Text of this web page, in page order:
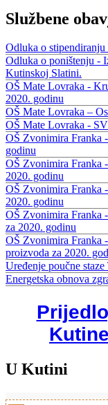
Službene
Odluka o stipendiranju
Odluka o poništenju -
Kutinskoj Slatini.
OŠ Mate Lovraka -
2020. godinu
OŠ Mate Lovraka –
OŠ Mate Lovraka -
OŠ Zvonimira Franka
godinu
OŠ Zvonimira Franka
2020. godinu
OŠ Zvonimira Franka
2020. godinu
OŠ Zvonimira Franka
za 2020. godinu
OŠ Zvonimira Franka
proizvoda za 2020.
Uređenje poučne
Energetska obnova
U Kutini